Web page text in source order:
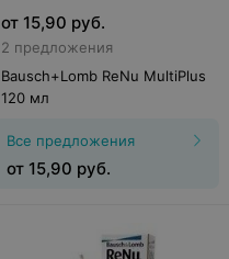
от 15,90 руб.
2 предложения
Bausch+Lomb ReNu MultiPlus
120 мл
Все предложения
от 15,90 руб.